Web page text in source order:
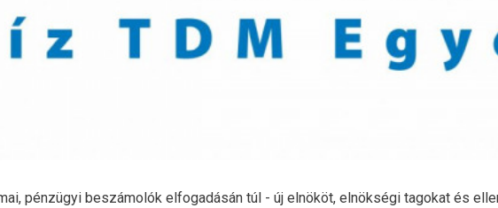
pénzügyi beszámolók elfogadásán túl - új elnököt, elnökségi tagokat és